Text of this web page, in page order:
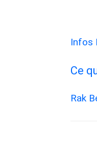
Infos
Ce
Rak